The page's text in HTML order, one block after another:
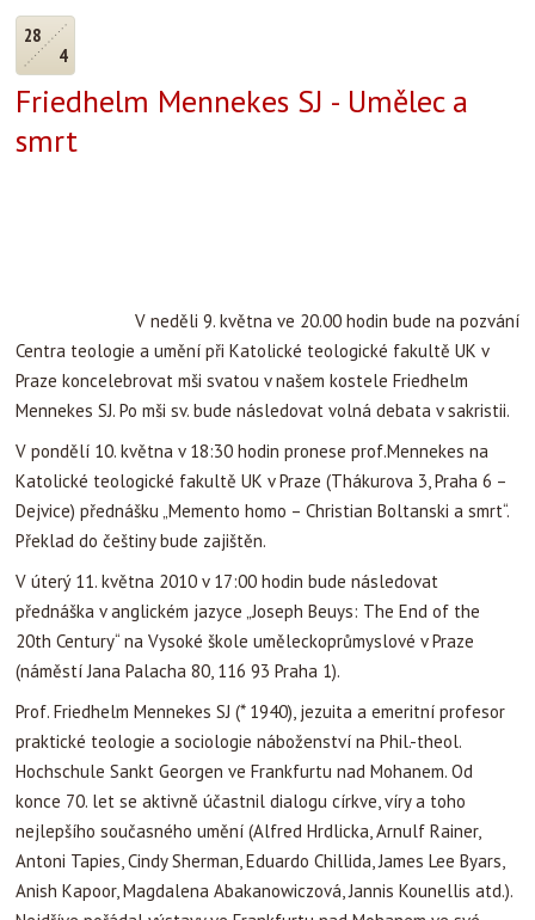
28
4
Friedhelm Mennekes SJ - Umělec a
smrt
V pondělí 10. května v 18:30 hodin pronese prof.Mennekes na
Katolické teologické fakultě UK v Praze (Thákurova 3, Praha 6 –
Dejvice) přednášku „Memento homo – Christian Boltanski a smrt“.
Překlad do češtiny bude zajištěn.
V úterý 11. května 2010 v 17:00 hodin bude následovat
přednáška v anglickém jazyce „Joseph Beuys: The End of the
20th Century“ na Vysoké škole uměleckoprůmyslové v Praze
(náměstí Jana Palacha 80, 116 93 Praha 1).
Prof. Friedhelm Mennekes SJ (* 1940), jezuita a emeritní profesor
praktické teologie a sociologie náboženství na Phil.-theol.
Hochschule Sankt Georgen ve Frankfurtu nad Mohanem. Od
konce 70. let se aktivně účastnil dialogu církve, víry a toho
Antoni Tapies, Cindy Sherman, Eduardo Chillida, James Lee Byars,
Anish Kapoor, Magdalena Abakanowiczová, Jannis Kounellis atd.).
Nejdříve pořádal výstavy ve Frankfurtu nad Mohanem ve své
farnosti Nied a na frankfurtském hlavním nádraží. V letech
1987–2008 působil v Kolíně nad Rýnem, kde založil dnes již
světoznámou Stanici umění sv. Petra – Kunst-Station St. Peter.
Mennekes je autorem mnoha knih, katalogů a odborných článků a